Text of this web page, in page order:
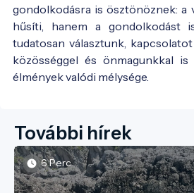
gondolkodásra is ösztönöznek: a
hűsíti, hanem a gondolkodást
tudatosan választunk,
közösséggel és önmagunkkal
élmények valódi mélysége.
További hírek
6 Perc